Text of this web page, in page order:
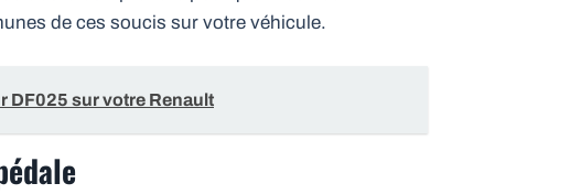
de ces soucis sur votre véhicule.
DF025 sur votre Renault